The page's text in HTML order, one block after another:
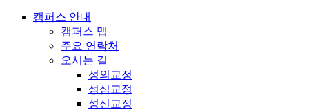
캠퍼스 안내
캠퍼스 맵
주요 연락처
오시는 길
성의교정
성심교정
성신교정